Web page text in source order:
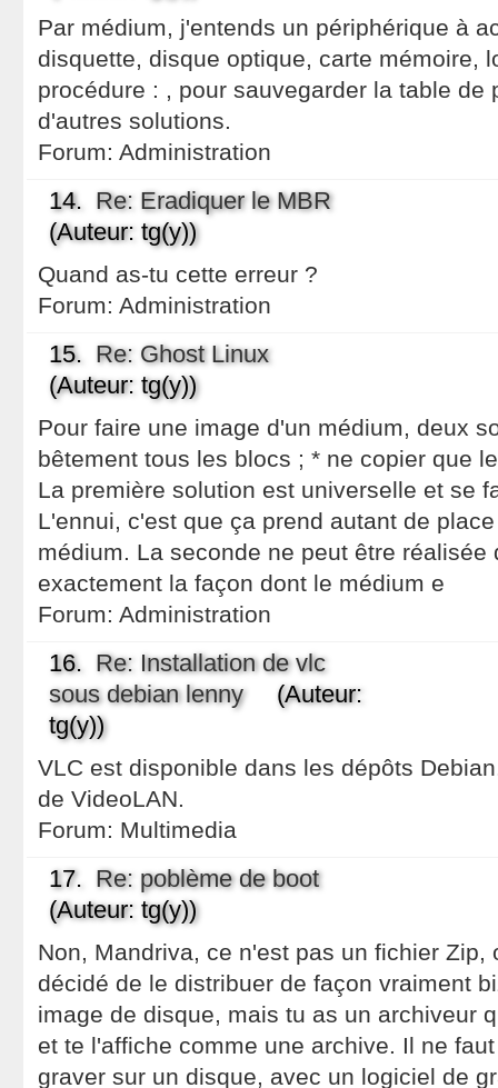
Par médium, j'entends un périphérique à
disquette, disque optique, carte mémoire,
procédure : , pour sauvegarder la table de
d'autres solutions.
Forum: Administration
14. Re: Eradiquer le MBR
(Auteur: tg(y))
Quand as-tu cette erreur ?
Forum: Administration
15. Re: Ghost Linux
(Auteur: tg(y))
Pour faire une image d'un médium, deux
bêtement tous les blocs ; * ne copier que
La première solution est universelle et se
L'ennui, c'est que ça prend autant de
médium. La seconde ne peut être réalisée
exactement la façon dont le médium e
Forum: Administration
16. Re: Installation de vlc
sous debian lenny(Auteur:
tg(y))
VLC est disponible dans les dépôts
de VideoLAN.
Forum: Multimedia
17. Re: poblème de boot
(Auteur: tg(y))
Non, Mandriva, ce n'est pas un fichier Zip,
décidé de le distribuer de façon vraiment
image de disque, mais tu as un archiveur
et te l'affiche comme une archive. Il ne
graver sur un disque, avec un logiciel de